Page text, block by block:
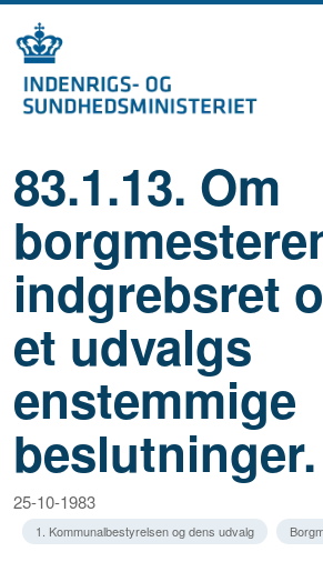
83.1.13. Om
indgrebsret
et udvalgs
enstemmige
beslutninger.
25-10-1983
1. Kommunalbestyrelsen og dens udvalg